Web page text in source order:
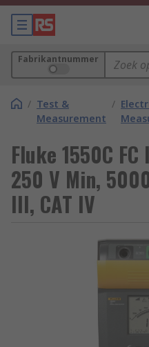
Fabrikantnummer
/ Test &
Measurement
/
Fluke 1550C
250 V Min,
III, CAT IV